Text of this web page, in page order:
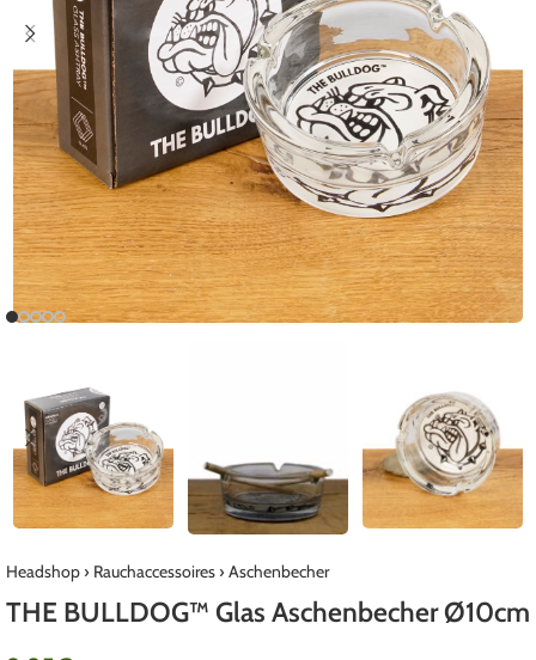
Headshop› Rauchaccessoires› Aschenbecher
THE BULLDOG™ Glas Aschenbecher Ø10cm